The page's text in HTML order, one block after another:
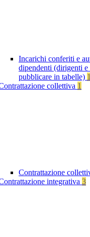
Incarichi conferiti e
dipendenti (dirigenti
pubblicare in tabelle)
collettiva 1
Contrattazione
integrativa 3